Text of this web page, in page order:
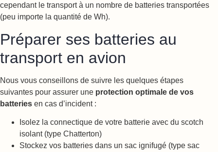
cependant le transport à un nombre de batteries transportées
(peu importe la quantité de Wh).
Préparer ses batteries au
transport en avion
Nous vous conseillons de suivre les quelques étapes
suivantes pour assurer une protection optimale de vos
batteries en cas d’incident :
Isolez la connectique de votre batterie avec du scotch
isolant (type Chatterton)
Stockez vos batteries dans un sac ignifugé (type sac